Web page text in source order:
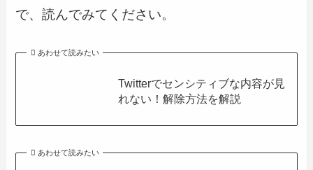
で、読んでみてください。
あわせて読みたい
Twitterでセンシティブな内容が見
れない！解除方法を解説
あわせて読みたい